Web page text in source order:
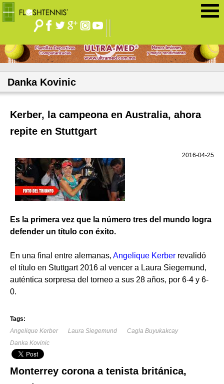
Danka Kovinic
Kerber, la campeona en Australia, ahora
repite en Stuttgart
2016-04-25
Es la primera vez que la número tres del mundo logra
defender un título con éxito.
En una final entre alemanas, Angelique Kerber revalidó
el título en Stuttgart 2016 al vencer a Laura Siegemund,
auténtica sorpresa del torneo a sus 28 años, por 6-4 y 6-
0.
Tags:
Angelique Kerber
Laura Siegemund
Cagla Buyukakcay
Danka Kovinic
Monterrey corona a tenista británica,